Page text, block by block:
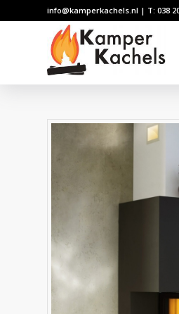
info@kamperkachels.nl | T: 038